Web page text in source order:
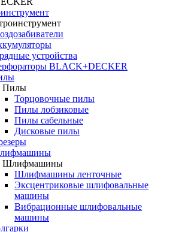
устройства
BLACK+DECKER
Пилы
Торцовочные пилы
Пилы лобзиковые
Пилы сабельные
Дисковые пилы
Шлифмашины
Шлифмашины ленточные
Эксцентриковые шлифовальные
машины
Вибрационные шлифовальные
машины